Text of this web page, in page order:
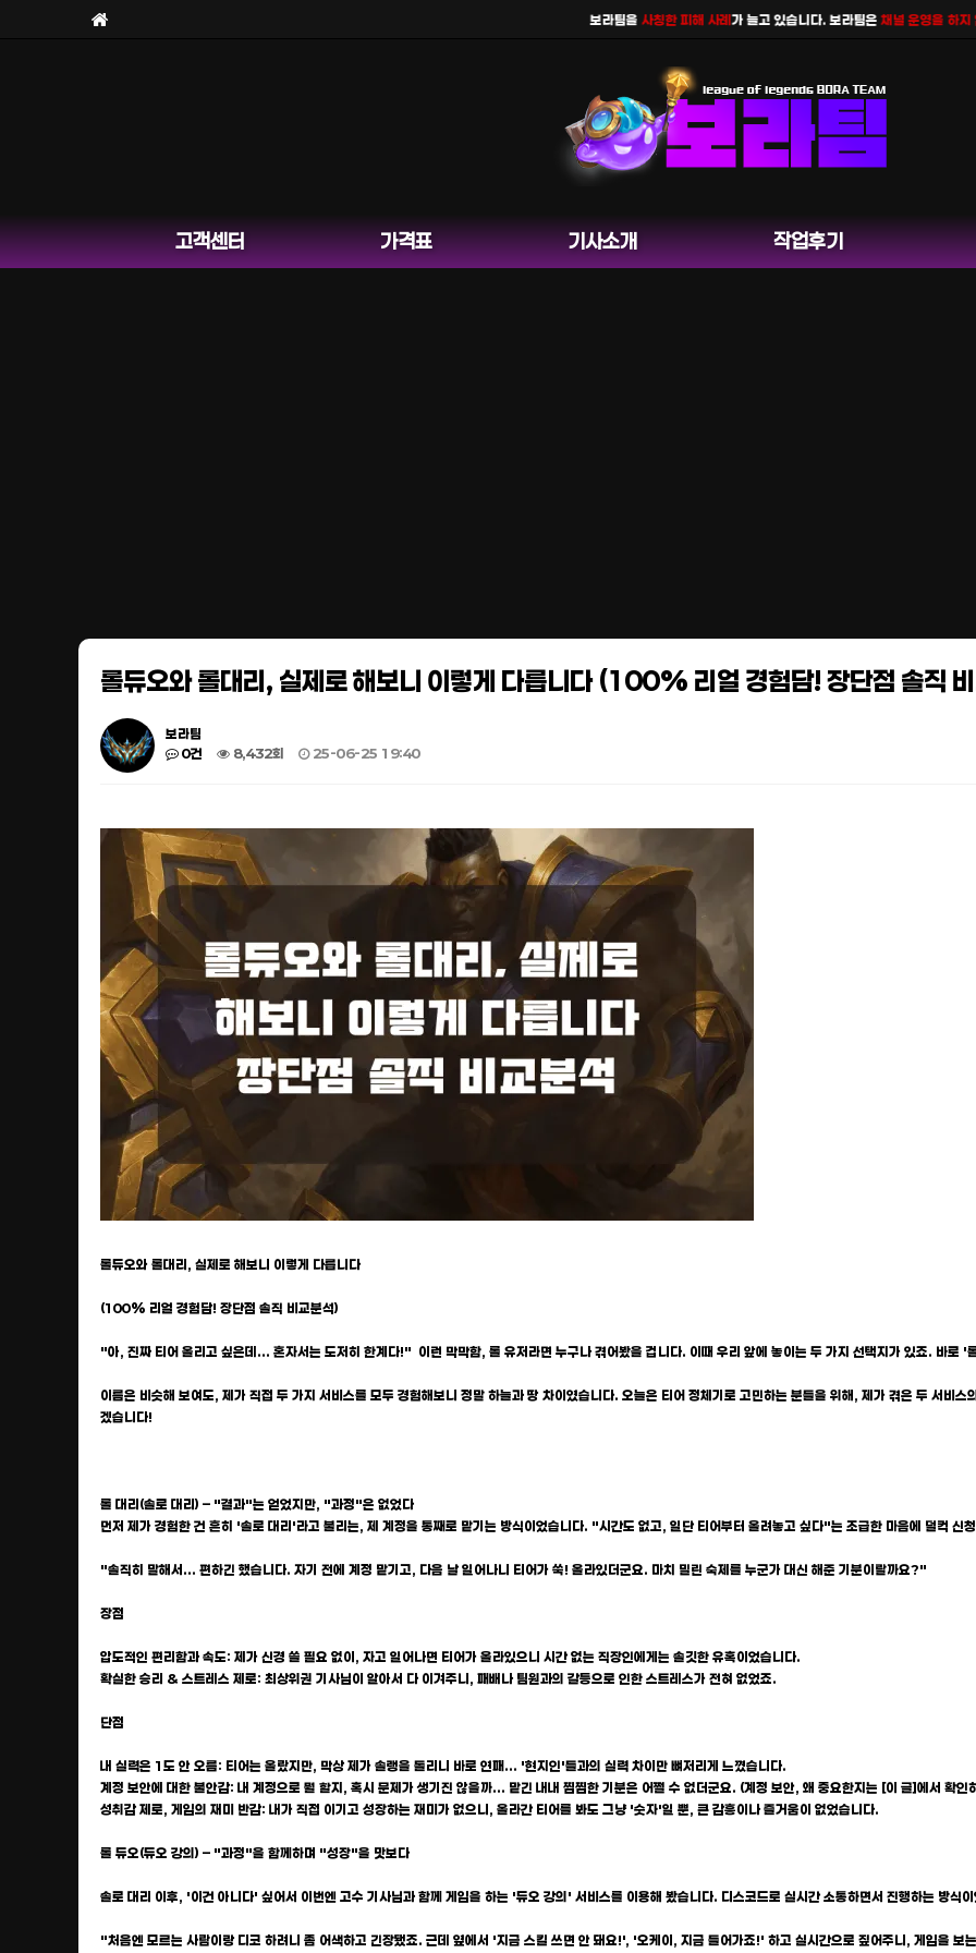
보라팀을사칭한 피해 사례가 늘고 있습니다. 보라팀은채널 운영을 하지 않으며
고객센터 가격표 기사소개 작업후기
롤듀오와 롤대리, 실제로 해보니 이렇게 다릅니다 (100% 리얼 경험담! 장단점 솔직
보라팀
0건
8,432회 25-06-25 19:40
롤듀오와 롤대리, 실제로 해보니 이렇게 다릅니다
(100% 리얼 경험담! 장단점 솔직 비교분석)
"아, 진짜 티어 올리고 싶은데... 혼자서는 도저히 한계다!" 이런 막막함, 롤 유저라면 누구나 겪어봤을 겁니다. 이때 우리 앞에 놓이는 두 가지 선택지가 있죠. 바로
이름은 비슷해 보여도, 제가 직접 두 가지 서비스를 모두 경험해보니 정말 하늘과 땅 차이였습니다. 오늘은 티어 정체기로 고민하는 분들을 위해, 제가 겪은 두 서비스
겠습니다!
롤 대리(솔로 대리) – "결과"는 얻었지만, "과정"은 없었다
먼저 제가 경험한 건 흔히 '솔로 대리'라고 불리는, 제 계정을 통째로 맡기는 방식이었습니다. "시간도 없고, 일단 티어부터 올려놓고 싶다"는 조급한 마음에 덜컥 신
"솔직히 말해서... 편하긴 했습니다. 자기 전에 계정 맡기고, 다음 날 일어나니 티어가 쑥! 올라있더군요. 마치 밀린 숙제를 누군가 대신 해준 기분이랄까요?"
장점
압도적인 편리함과 속도: 제가 신경 쓸 필요 없이, 자고 일어나면 티어가 올라있으니 시간 없는 직장인에게는 솔깃한 유혹이었습니다.
확실한 승리 & 스트레스 제로: 최상위권 기사님이 알아서 다 이겨주니, 패배나 팀원과의 갈등으로 인한 스트레스가 전혀 없었죠.
단점
내 실력은 1도 안 오름: 티어는 올랐지만, 막상 제가 솔랭을 돌리니 바로 연패... '현지인'들과의 실력 차이만 뼈저리게 느꼈습니다.
계정 보안에 대한 불안감: 내 계정으로 뭘 할지, 혹시 문제가 생기진 않을까... 맡긴 내내 찜찜한 기분은 어쩔 수 없더군요. (계정 보안, 왜 중요한지는 [이 글]에서 확인
성취감 제로, 게임의 재미 반감: 내가 직접 이기고 성장하는 재미가 없으니, 올라간 티어를 봐도 그냥 '숫자'일 뿐, 큰 감흥이나 즐거움이 없었습니다.
롤 듀오(듀오 강의) – "과정"을 함께하며 "성장"을 맛보다
솔로 대리 이후, '이건 아니다' 싶어서 이번엔 고수 기사님과 함께 게임을 하는 '듀오 강의' 서비스를 이용해 봤습니다. 디스코드로 실시간 소통하면서 진행하는 방식
"처음엔 모르는 사람이랑 디코 하려니 좀 어색하고 긴장됐죠. 근데 옆에서 '지금 스킬 쓰면 안 돼요!', '오케이, 지금 들어가죠!' 하고 실시간으로 짚어주니, 게임을 보